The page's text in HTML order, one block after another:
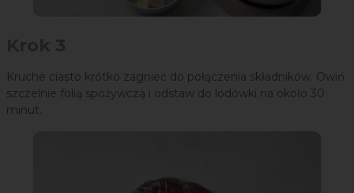
Kruche ciasto krótko zagnieć do połączenia składników. Owiń
szczelnie folią spożywczą i odstaw do lodówki na około 30
minut.